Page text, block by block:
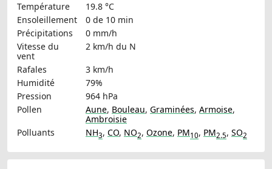
Température
19.8 °C
Ensoleillement
0 de 10 min
Précipitations
0 mm/h
Vitesse du
vent
2 km/h du N
Rafales
3 km/h
Humidité
79%
Pression
964 hPa
Pollen
Aune, Bouleau, Graminées, Armoise,
Ambroisie
Polluants
NH3, CO, NO2, Ozone, PM10, PM2.5, SO2